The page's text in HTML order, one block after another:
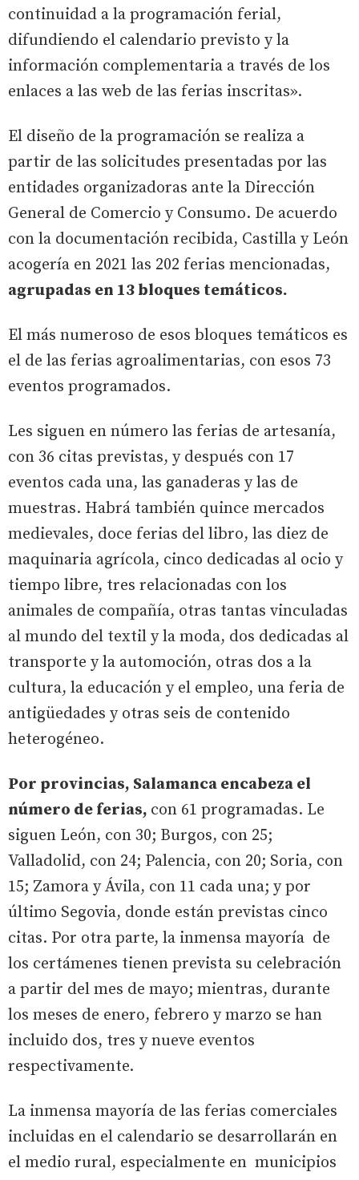
continuidad a la programación ferial,
difundiendo el calendario previsto y la
información complementaria a través de los
enlaces a las web de las ferias inscritas».
El diseño de la programación se realiza a
partir de las solicitudes presentadas por las
entidades organizadoras ante la Dirección
General de Comercio y Consumo. De acuerdo
con la documentación recibida, Castilla y León
acogería en 2021 las 202 ferias mencionadas,
agrupadas en 13 bloques temáticos.
El más numeroso de esos bloques temáticos es
el de las ferias agroalimentarias, con esos 73
eventos programados.
Les siguen en número las ferias de artesanía,
con 36 citas previstas, y después con 17
eventos cada una, las ganaderas y las de
muestras. Habrá también quince mercados
medievales, doce ferias del libro, las diez de
maquinaria agrícola, cinco dedicadas al ocio y
tiempo libre, tres relacionadas con los
animales de compañía, otras tantas vinculadas
al mundo del textil y la moda, dos dedicadas al
transporte y la automoción, otras dos a la
cultura, la educación y el empleo, una feria de
antigüedades y otras seis de contenido
heterogéneo.
Por provincias, Salamanca encabeza el
número de ferias, con 61 programadas. Le
siguen León, con 30; Burgos, con 25;
Valladolid, con 24; Palencia, con 20; Soria, con
15; Zamora y Ávila, con 11 cada una; y por
último Segovia, donde están previstas cinco
citas. Por otra parte, la inmensa mayoría de
los certámenes tienen prevista su celebración
a partir del mes de mayo; mientras, durante
los meses de enero, febrero y marzo se han
incluido dos, tres y nueve eventos
respectivamente.
La inmensa mayoría de las ferias comerciales
incluidas en el calendario se desarrollarán en
el medio rural, especialmente en municipios